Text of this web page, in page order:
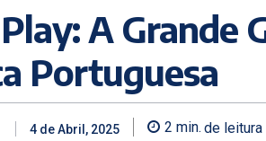
A Grande
Portuguesa
4 de Abril, 2025 2 min. de leitura